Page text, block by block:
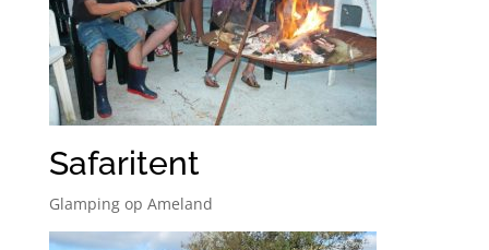
Safaritent
Glamping op Ameland